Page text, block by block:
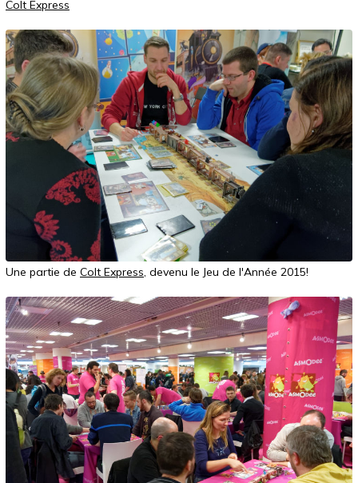
Colt Express
Une partie de Colt Express, devenu le Jeu de l'Année 2015!